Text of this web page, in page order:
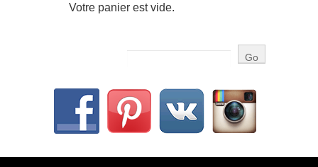
Votre panier est vide.